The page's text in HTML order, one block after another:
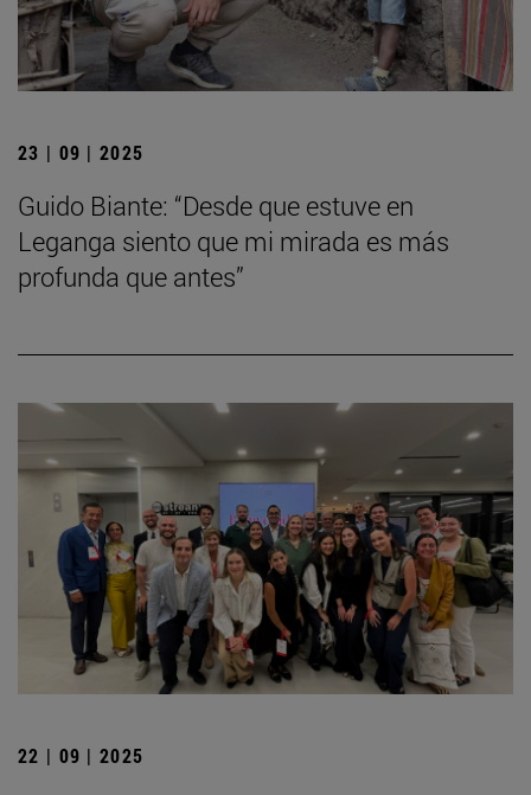
23 | 09 | 2025
Guido Biante: “Desde que estuve en
Leganga siento que mi mirada es más
profunda que antes”
22 | 09 | 2025